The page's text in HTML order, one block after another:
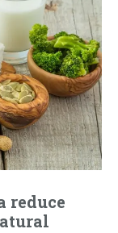
reduce